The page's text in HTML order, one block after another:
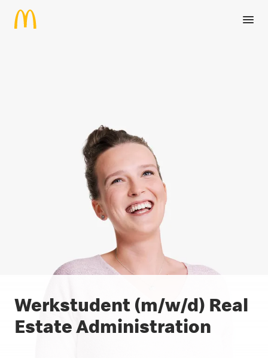
Zum Hauptinhalt springen
Werkstudent (m/w/d) Real
Estate Administration